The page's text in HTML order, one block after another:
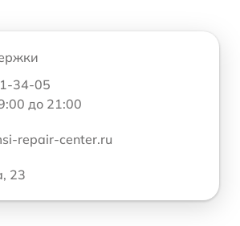
34-05
до 21:00
repair-center.ru
23